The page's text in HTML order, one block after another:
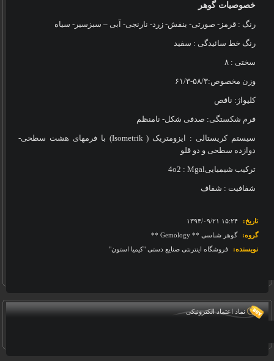
خصوصیات گوهر
رنگ : قرمز- صورتی- بنفش- زرد- نارنجی- آبی – سبزسیر- سیاه
رنگ خط سائیدگی : سفید
سختی : ۸
وزن مخصوص:۵۸/۳-۶۱/۳
کلیواژ: ناقص
فرم شکستگی: صدفی شکل- نامنظم
سیستم کریستالی : ایزومتریک (Isometrik ) با فرمهای هشت سطحی-
دوازده سطحی و دو قلو
ترکیب شیمیایی: Mgal
2
o
4
شفافیت : شفاف
تاریخ:
گروه:
گوهر شناسی ** Gemology **
نویسنده:
فروشگاه اینترنتی صنایع دستی "کیمیا استون"
نماد اعتماد الکترونیکی